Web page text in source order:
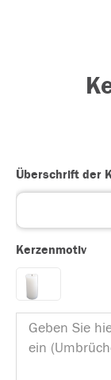
Überschrift der
Kerzenmotiv